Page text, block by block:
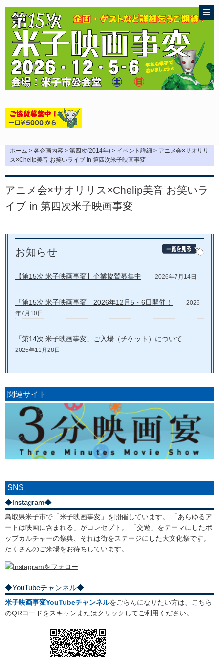
ホーム > 各企画内容 > 第四次(2014年) > イベント詳細 > アニメ会×サオリリ
ス×Chelip美音 お笑いライブ in 第四次米子映画事変
アニメ会×サオリリス×Chelip美音 お笑いラ
イブ in 第四次米子映画事変
お知らせ
【第15次 米子映画事変】企業協賛募集中 2026年7月14日
「第15次 米子映画事変」2026年12月5・6日開催！
2026
年7月10日
「第14次 米子映画事変」ご入場（チケット）について
2025年11月28日
関連サイト
SNS
◆Instagram◆
鳥取県米子市で「米子映画事変」を開催しています。 「あらゆるア
ートは映画に含まれる」がコンセプト。 「交遊」をテーマにしたポ
ップカルチャーの祭典、それは街をステージにした大文化祭です。
たくさんのご来場をお待ちしています。
◆YouTubeチャンネル◆
米子映画事変YouTubeチャンネルをごらんになりたい方は、こちら
のQRコードをスキャンまたはクリックしてご利用ください。